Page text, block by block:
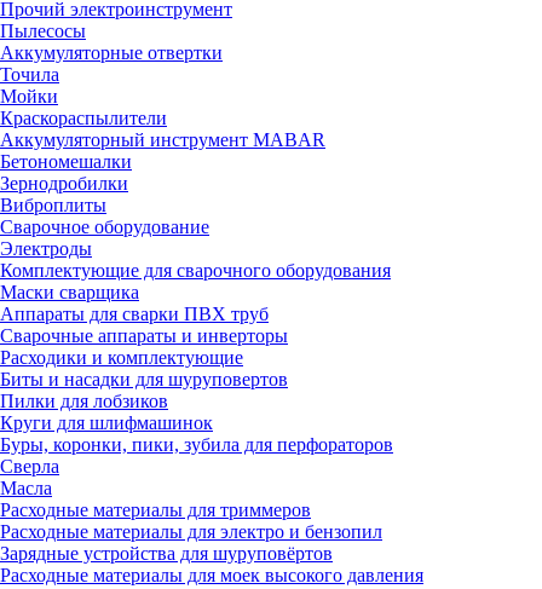
Прочий электроинструмент
Пылесосы
Аккумуляторные отвертки
Точила
Мойки
Краскораспылители
Аккумуляторный инструмент MABAR
Бетономешалки
Зернодробилки
Виброплиты
Сварочное оборудование
Электроды
Комплектующие для сварочного оборудования
Маски сварщика
Аппараты для сварки ПВХ труб
Сварочные аппараты и инверторы
Расходики и комплектующие
Биты и насадки для шуруповертов
Пилки для лобзиков
Круги для шлифмашинок
Буры, коронки, пики, зубила для перфораторов
Сверла
Масла
Расходные материалы для триммеров
Расходные материалы для электро и бензопил
Зарядные устройства для шуруповёртов
Расходные материалы для моек высокого давления